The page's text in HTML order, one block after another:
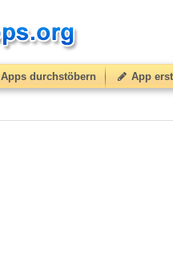
Apps durchstöbern App